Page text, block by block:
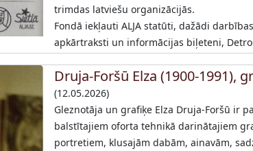
trimdas latviešu organizācijās.
Fondā iekļauti ALJA statūti, dažādi
apkārtraksti un informācijas biļeteni,
Druja-Foršū Elza (1900-1991),
(12.05.2026)
Gleznotāja un grafiķe Elza Druja-Foršū ir
balstītajiem oforta tehnikā darinātajiem
portretiem, klusajām dabām, ainavām,